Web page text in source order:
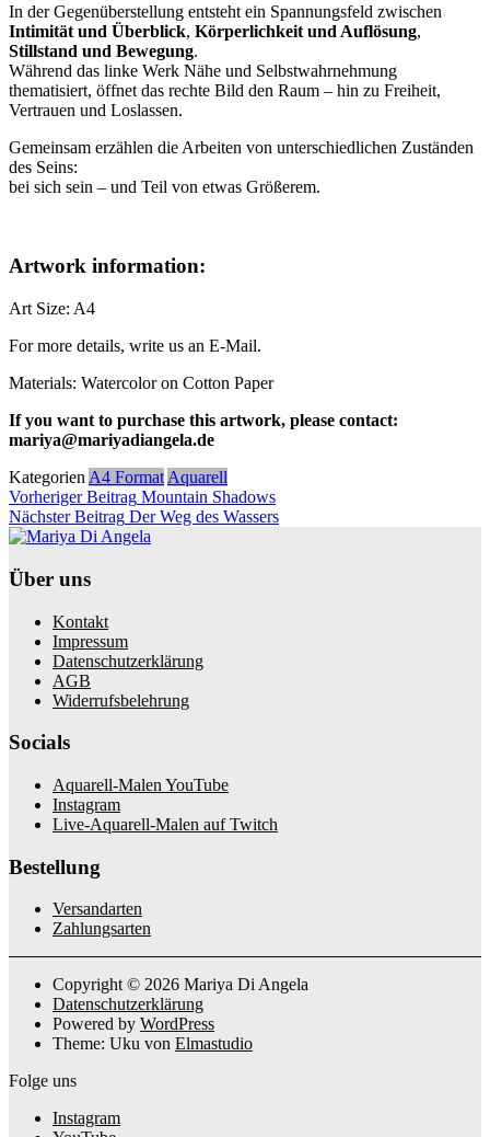
In der Gegenüberstellung entsteht ein Spannungsfeld zwischen
Intimität und Überblick, Körperlichkeit und Auflösung,
Stillstand und Bewegung.
Während das linke Werk Nähe und Selbstwahrnehmung
thematisiert, öffnet das rechte Bild den Raum – hin zu Freiheit,
Vertrauen und Loslassen.
Gemeinsam erzählen die Arbeiten von unterschiedlichen Zuständen
des Seins:
bei sich sein – und Teil von etwas Größerem.
Artwork information:
Art Size: A4
For more details, write us an E-Mail.
Materials: Watercolor on Cotton Paper
If you want to purchase this artwork, please contact:
mariya@mariyadiangela.de
Kategorien A4 Format Aquarell
Beitragsnavigation
Vorheriger Beitrag Mountain ShadowsVorheriger
Beitrag
Nächster Beitrag Der Weg des WassersNächster
Über uns
Kontakt
Impressum
Datenschutzerklärung
AGB
Widerrufsbelehrung
Socials
Aquarell-Malen YouTube
Instagram
Live-Aquarell-Malen auf Twitch
Bestellung
Versandarten
Zahlungsarten
Copyright © 2026 Mariya Di Angela
Datenschutzerklärung
Powered by WordPress
Theme: Uku von Elmastudio
Folge uns
Instagram